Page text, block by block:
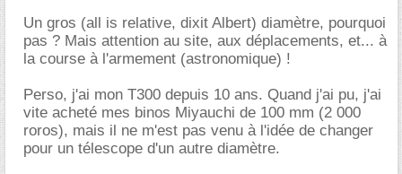
Un gros (all is relative, dixit Albert) diamètre, pourquoi
pas ? Mais attention au site, aux déplacements, et... à
la course à l'armement (astronomique) !
Perso, j'ai mon T300 depuis 10 ans. Quand j'ai pu, j'ai
vite acheté mes binos Miyauchi de 100 mm (2 000
roros), mais il ne m'est pas venu à l'idée de changer
pour un télescope d'un autre diamètre.